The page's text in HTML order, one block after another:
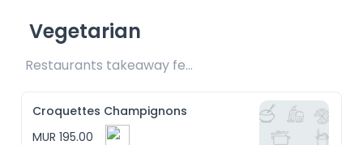
Vegetarian
Restaurants takeaway fee Rs20 included
Croquettes Champignons
MUR 195.00